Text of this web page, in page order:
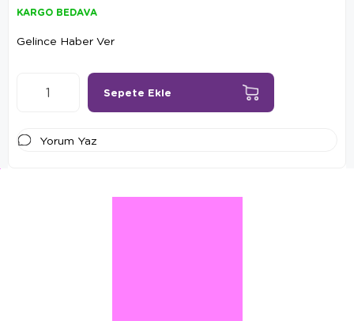
KARGO BEDAVA
Gelince Haber Ver
Yorum Yaz